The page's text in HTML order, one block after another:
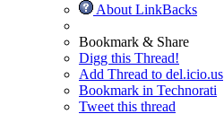
About LinkBacks
Bookmark & Share
Digg this Thread!
Add Thread to del.icio.us
Bookmark in Technorati
Tweet this thread